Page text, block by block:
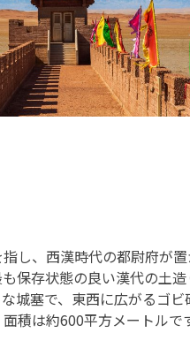
し、西漢時代の都尉府が
保存状態の良い漢代の土
城塞で、東西に広がるゴ
積は約600平方メートルで